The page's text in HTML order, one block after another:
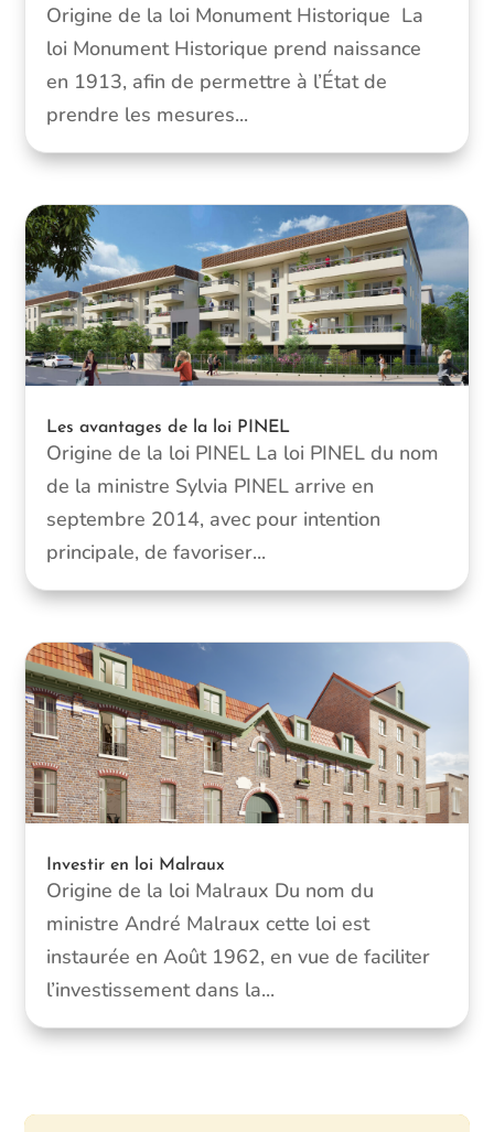
Origine de la loi Monument Historique La
loi Monument Historique prend naissance
en 1913, afin de permettre à l’État de
prendre les mesures...
Les avantages de la loi PINEL
Origine de la loi PINEL La loi PINEL du nom
de la ministre Sylvia PINEL arrive en
septembre 2014, avec pour intention
principale, de favoriser...
Investir en loi Malraux
Origine de la loi Malraux Du nom du
ministre André Malraux cette loi est
instaurée en Août 1962, en vue de faciliter
l’investissement dans la...